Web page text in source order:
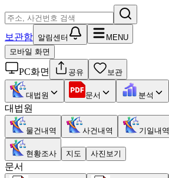
보관함 알림센터
MENU
모바일 화면
PC화면 공유 보관
대법원 문서 분석
대법원
물건내역 사건내역 기일내역
현황조사 지도 사진보기
문서